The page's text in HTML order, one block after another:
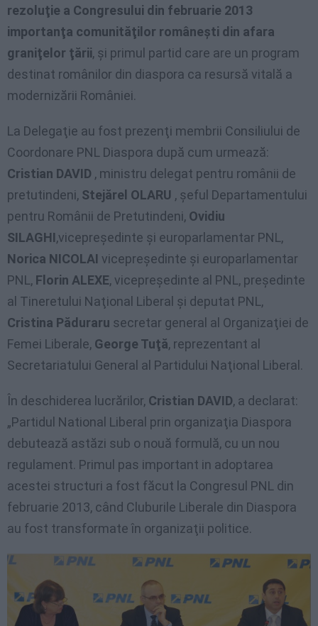
rezoluţie a Congresului din februarie 2013
importanţa comunităţilor româneşti din afara
graniţelor ţării, şi primul partid care are un program
destinat românilor din diaspora ca resursă vitală a
modernizării României.
La Delegaţie au fost prezenţi membrii Consiliului de
Coordonare PNL Diaspora după cum urmează:
Cristian DAVID , ministru delegat pentru românii de
pretutindeni, Stejărel OLARU , şeful Departamentului
pentru Românii de Pretutindeni, Ovidiu
SILAGHI,vicepreşedinte şi europarlamentar PNL,
Norica NICOLAI vicepreşedinte şi europarlamentar
PNL, Florin ALEXE, vicepreşedinte al PNL, preşedinte
al Tineretului Naţional Liberal şi deputat PNL,
Cristina Păduraru secretar general al Organizaţiei de
Femei Liberale, George Tuţă, reprezentant al
Secretariatului General al Partidului Naţional Liberal.
În deschiderea lucrărilor, Cristian DAVID, a declarat:
„Partidul National Liberal prin organizaţia Diaspora
debutează astăzi sub o nouă formulă, cu un nou
regulament. Primul pas important in adoptarea
acestei structuri a fost făcut la Congresul PNL din
februarie 2013, când Cluburile Liberale din Diaspora
au fost transformate în organizaţii politice.